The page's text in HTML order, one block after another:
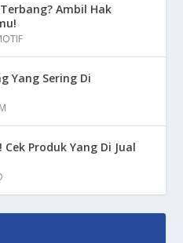
Ambil Hak
Yang Sering Di
Produk Yang Di Jual